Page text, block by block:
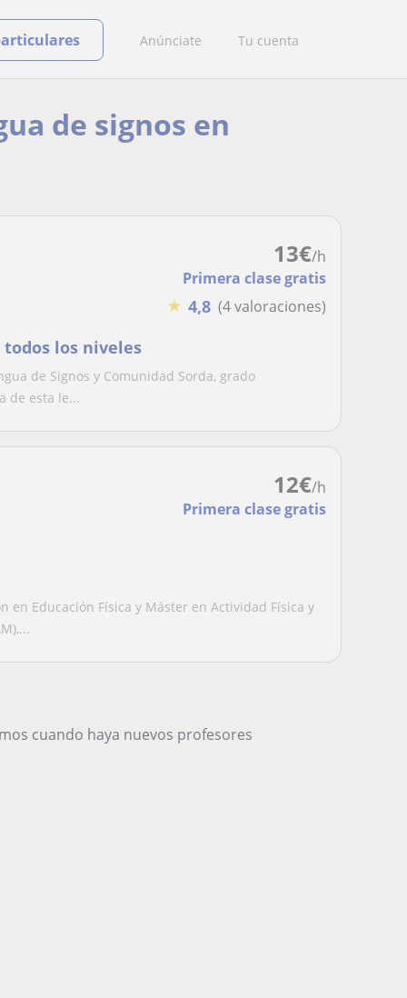
Anúnciate Tu cuenta
de signos en
13€/h
Primera clase gratis
★ 4,8 (4 valoraciones)
todos los niveles
de Signos y Comunidad Sorda, grado
de esta le...
12€/h
Primera clase gratis
en Educación Física y Máster en Actividad Física y
cuando haya nuevos profesores